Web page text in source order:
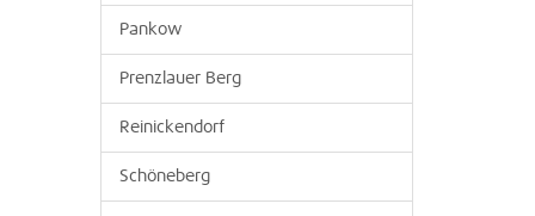
Pankow
Prenzlauer Berg
Reinickendorf
Schöneberg